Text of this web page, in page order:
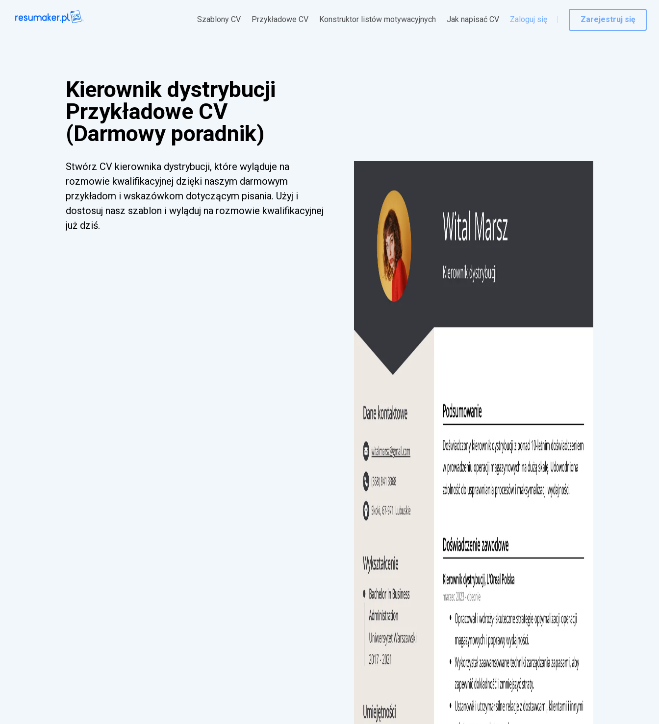
Szablony CV Przykładowe CV Konstruktor listów motywacyjnych Jak napisać CV Zaloguj się Zarejestruj się
Kierownik dystrybucji
Przykładowe CV
(Darmowy poradnik)
Stwórz CV kierownika dystrybucji, które wyląduje na
rozmowie kwalifikacyjnej dzięki naszym darmowym
przykładom i wskazówkom dotyczącym pisania. Użyj i
dostosuj nasz szablon i wyląduj na rozmowie kwalifikacyjnej
już dziś.